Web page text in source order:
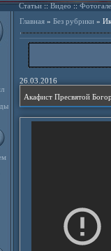
Статьи::Видео ::
Главная» Без рубрики»
26.03.2016